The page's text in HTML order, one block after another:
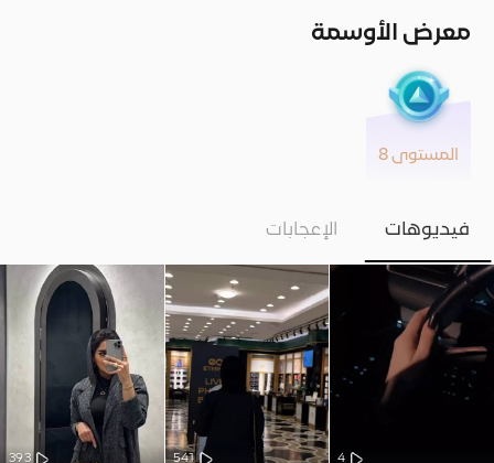
معرض الأوسمة
المستوى 8
فيديوهات الإعجابات
4
541
393